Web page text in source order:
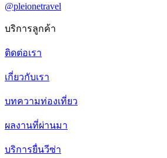
@pleionetravel
บริการลูกค้า
ติดต่อเรา
เกี่ยวกับเรา
บทความท่องเที่ยว
ผลงานที่ผ่านมา
บริการยื่นวีซ่า